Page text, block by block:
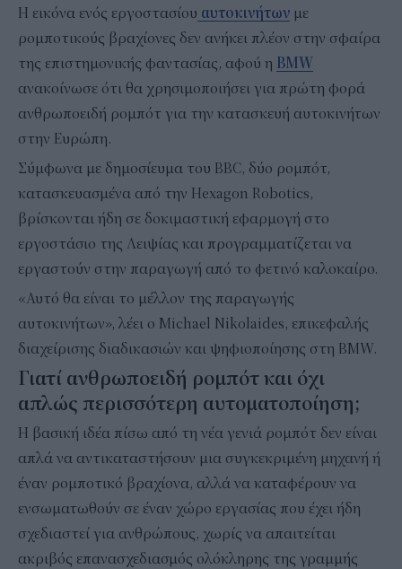
Η εικόνα ενός εργοστασίου αυτοκινήτων με
ρομποτικούς βραχίονες δεν ανήκει πλέον στην σφαίρα
της επιστημονικής φαντασίας, αφού η BMW
ανακοίνωσε ότι θα χρησιμοποιήσει για πρώτη φορά
ανθρωποειδή ρομπότ για την κατασκευή αυτοκινήτων
στην Ευρώπη.
Σύμφωνα με δημοσίευμα του BBC, δύο ρομπότ,
κατασκευασμένα από την Hexagon Robotics,
βρίσκονται ήδη σε δοκιμαστική εφαρμογή στο
εργοστάσιο της Λειψίας και προγραμματίζεται να
εργαστούν στην παραγωγή από το φετινό καλοκαίρο.
«Αυτό θα είναι το μέλλον της παραγωγής
αυτοκινήτων», λέει ο Michael Nikolaides, επικεφαλής
διαχείρισης διαδικασιών και ψηφιοποίησης στη BMW.
Γιατί ανθρωποειδή ρομπότ και όχι
απλώς περισσότερη αυτοματοποίηση;
Η βασική ιδέα πίσω από τη νέα γενιά ρομπότ δεν είναι
απλά να αντικαταστήσουν μια συγκεκριμένη μηχανή ή
έναν ρομποτικό βραχίονα, αλλά να καταφέρουν να
ενσωματωθούν σε έναν χώρο εργασίας που έχει ήδη
σχεδιαστεί για ανθρώπους, χωρίς να απαιτείται
ακριβός επανασχεδιασμός ολόκληρης της γραμμής